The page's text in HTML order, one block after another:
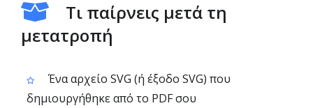
Τι παίρνεις μετά τη
μετατροπή
Ένα αρχείο SVG (ή έξοδο SVG) που
δημιουργήθηκε από το PDF σου